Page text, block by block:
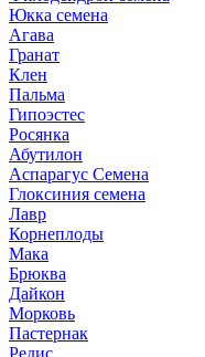
Юкка семена
Агава
Гранат
Клен
Пальма
Гипоэстес
Росянка
Абутилон
Аспарагус Семена
Глоксиния семена
Лавр
Корнеплоды
Мака
Брюква
Дайкон
Морковь
Пастернак
Редис